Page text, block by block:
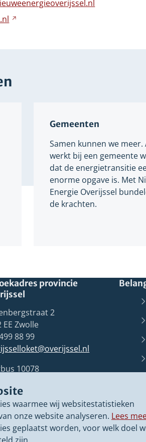
waarmee wij websitestatistieken
onze website analyseren. Lees
geplaatst worden, voor welk doel
andere
website
een
Gemeenten
Samen kunnen we meer.
werkt bij een gemeente
dat de energietransitie
enorme opgave is. Met
Energie Overijssel
de krachten.
provincie
2
EE Zwolle
88 99
10078